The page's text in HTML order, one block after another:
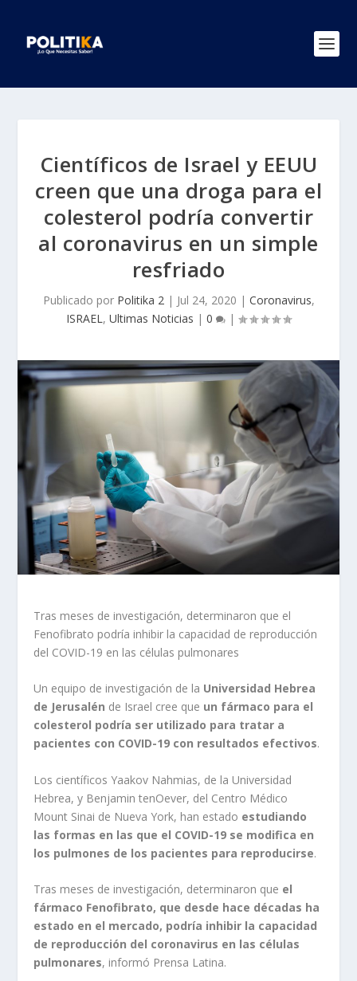
Científicos de Israel y EEUU
creen que una droga para el
colesterol podría convertir
al coronavirus en un simple
resfriado
Publicado por Politika 2| Jul 24, 2020 | Coronavirus,
ISRAEL, Ultimas Noticias | 0 |
Tras meses de investigación, determinaron que el
Fenofibrato podría inhibir la capacidad de reproducción
del COVID-19 en las células pulmonares
Un equipo de investigación de la Universidad Hebrea
de Jerusalén de Israel cree que un fármaco para el
colesterol podría ser utilizado para tratar a
pacientes con COVID-19 con resultados efectivos.
Los científicos Yaakov Nahmias, de la Universidad
Hebrea, y Benjamin tenOever, del Centro Médico
Mount Sinai de Nueva York, han estado estudiando
las formas en las que el COVID-19 se modifica en
los pulmones de los pacientes para reproducirse.
Tras meses de investigación, determinaron que el
fármaco Fenofibrato, que desde hace décadas ha
estado en el mercado, podría inhibir la capacidad
de reproducción del coronavirus en las células
pulmonares, informó Prensa Latina.